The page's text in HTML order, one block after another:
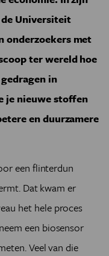
Universiteit
onderzoekers met
ter wereld hoe
in
je nieuwe stoffen
en duurzamere
een flinterdun
Dat kwam er
het hele proces
een biosensor
Veel van die